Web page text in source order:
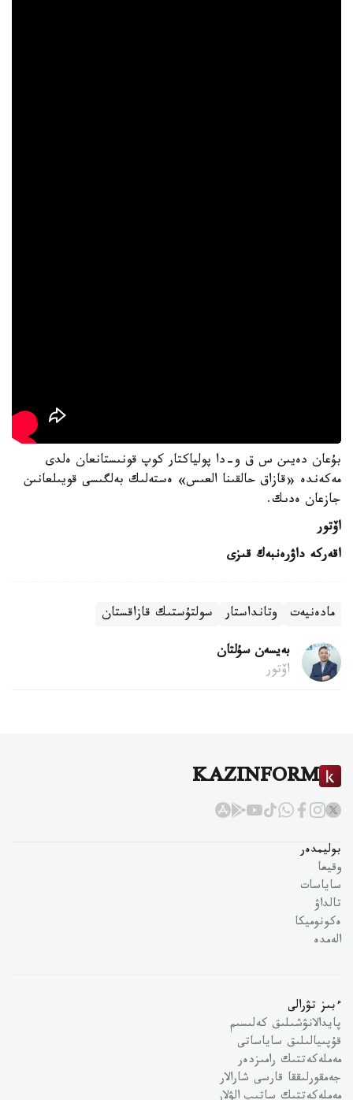
بۇعان دەيىن س ق و-دا پولياكتار كوپ قونىستانعان ەلدى
مەكەندە «قازاق حالقىنا العىس» ەستەلىك بەلگىسى قويىلعانىن
جازعان ەدىك.
اۆتور
اقەركە داۋرەنبەك قىزى
مادەنيەت وتانداستار سولتۇستىك قازاقستان
بەيسەن سۇلتان
اۆتور
KAZINFORM
بوليمدەر
وقيعا
ساياسات
تالداۋ
ەكونوميكا
الەمدە
ءبىز تۋرالى
پايدالانۋشىلىق كەلىسىم
قۇپىيالىلىق ساياساتى
مەملەكەتتىك رامىزدەر
جەمقورلىققا قارسى شارالار